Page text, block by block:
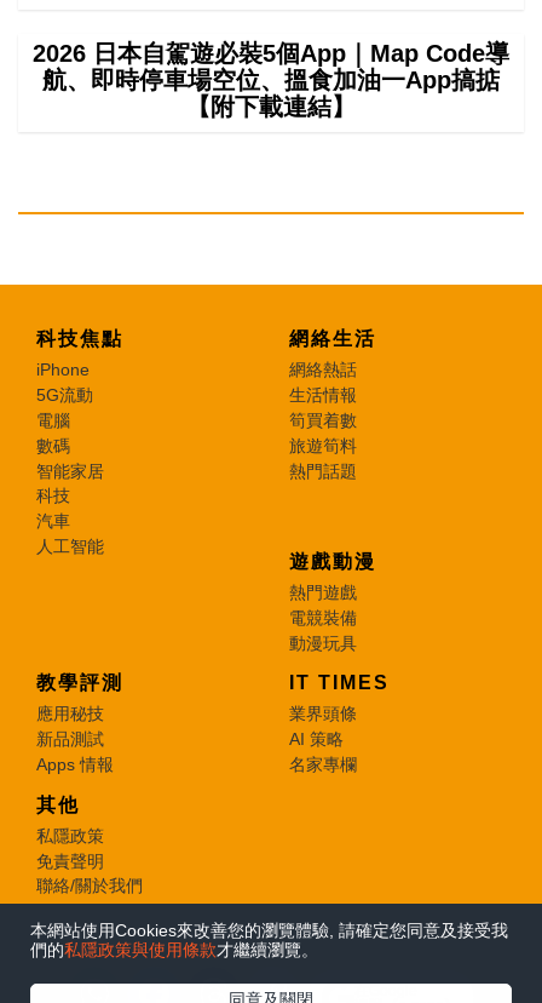
本網站使用Cookies來改善您的瀏覽體驗, 請確定您同意及接受我
們的私隱政策與使用條款才繼續瀏覽。
2026 日本自駕遊必裝5個App｜Map Code導
航、即時停車場空位、搵食加油一App搞掂
【附下載連結】
科技焦點
iPhone
5G流動
電腦
數碼
智能家居
科技
汽車
人工智能
網絡生活
網絡熱話
生活情報
筍買着數
旅遊筍料
熱門話題
遊戲動漫
熱門遊戲
電競裝備
動漫玩具
教學評測
應用秘技
新品測試
Apps 情報
IT TIMES
業界頭條
AI 策略
名家專欄
其他
私隱政策
免責聲明
聯絡/關於我們
© 2026 e-zone. All Rights Reserved.